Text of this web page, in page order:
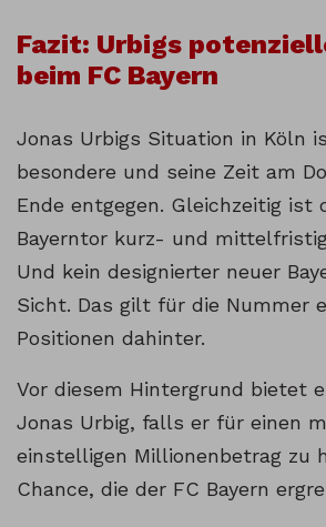
Fazit: Urbigs
beim FC Bayern
Jonas Urbigs Situation in Köln
besondere und seine Zeit am
Ende entgegen. Gleichzeitig ist
Bayerntor kurz- und
Und kein designierter neuer
Sicht. Das gilt für die Nummer
Positionen dahinter.
Vor diesem Hintergrund bietet
Jonas Urbig, falls er für einen
einstelligen Millionenbetrag zu
Chance, die der FC Bayern